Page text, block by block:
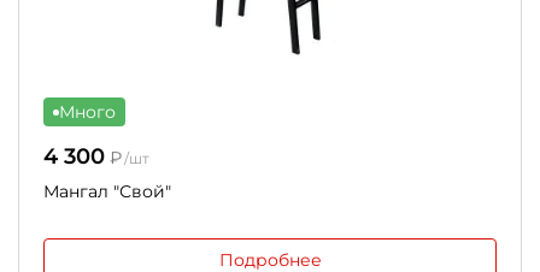
Много
4 300 ₽/шт
Мангал "Свой"
Подробнее